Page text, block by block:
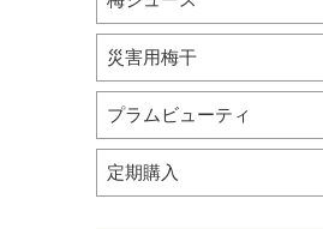
災害用梅干
プラムビューティ
定期購入